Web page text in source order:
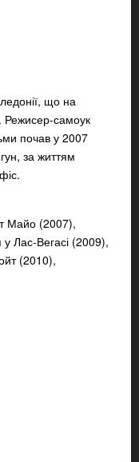
що на
Режисер-самоук
почав у 2007
за життям
Майо (2007),
Лас-Вегасі (2009),
(2010),